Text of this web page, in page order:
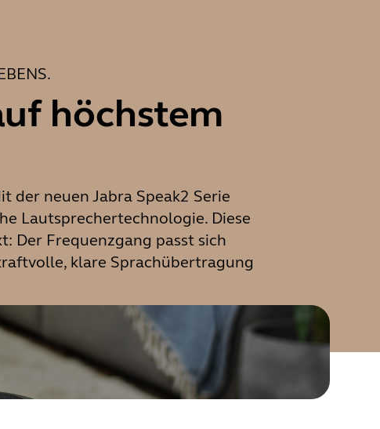
höchstem
der neuen Jabra Speak2 Serie
Lautsprechertechnologie. Diese
Der Frequenzgang passt sich
klare Sprachübertragung